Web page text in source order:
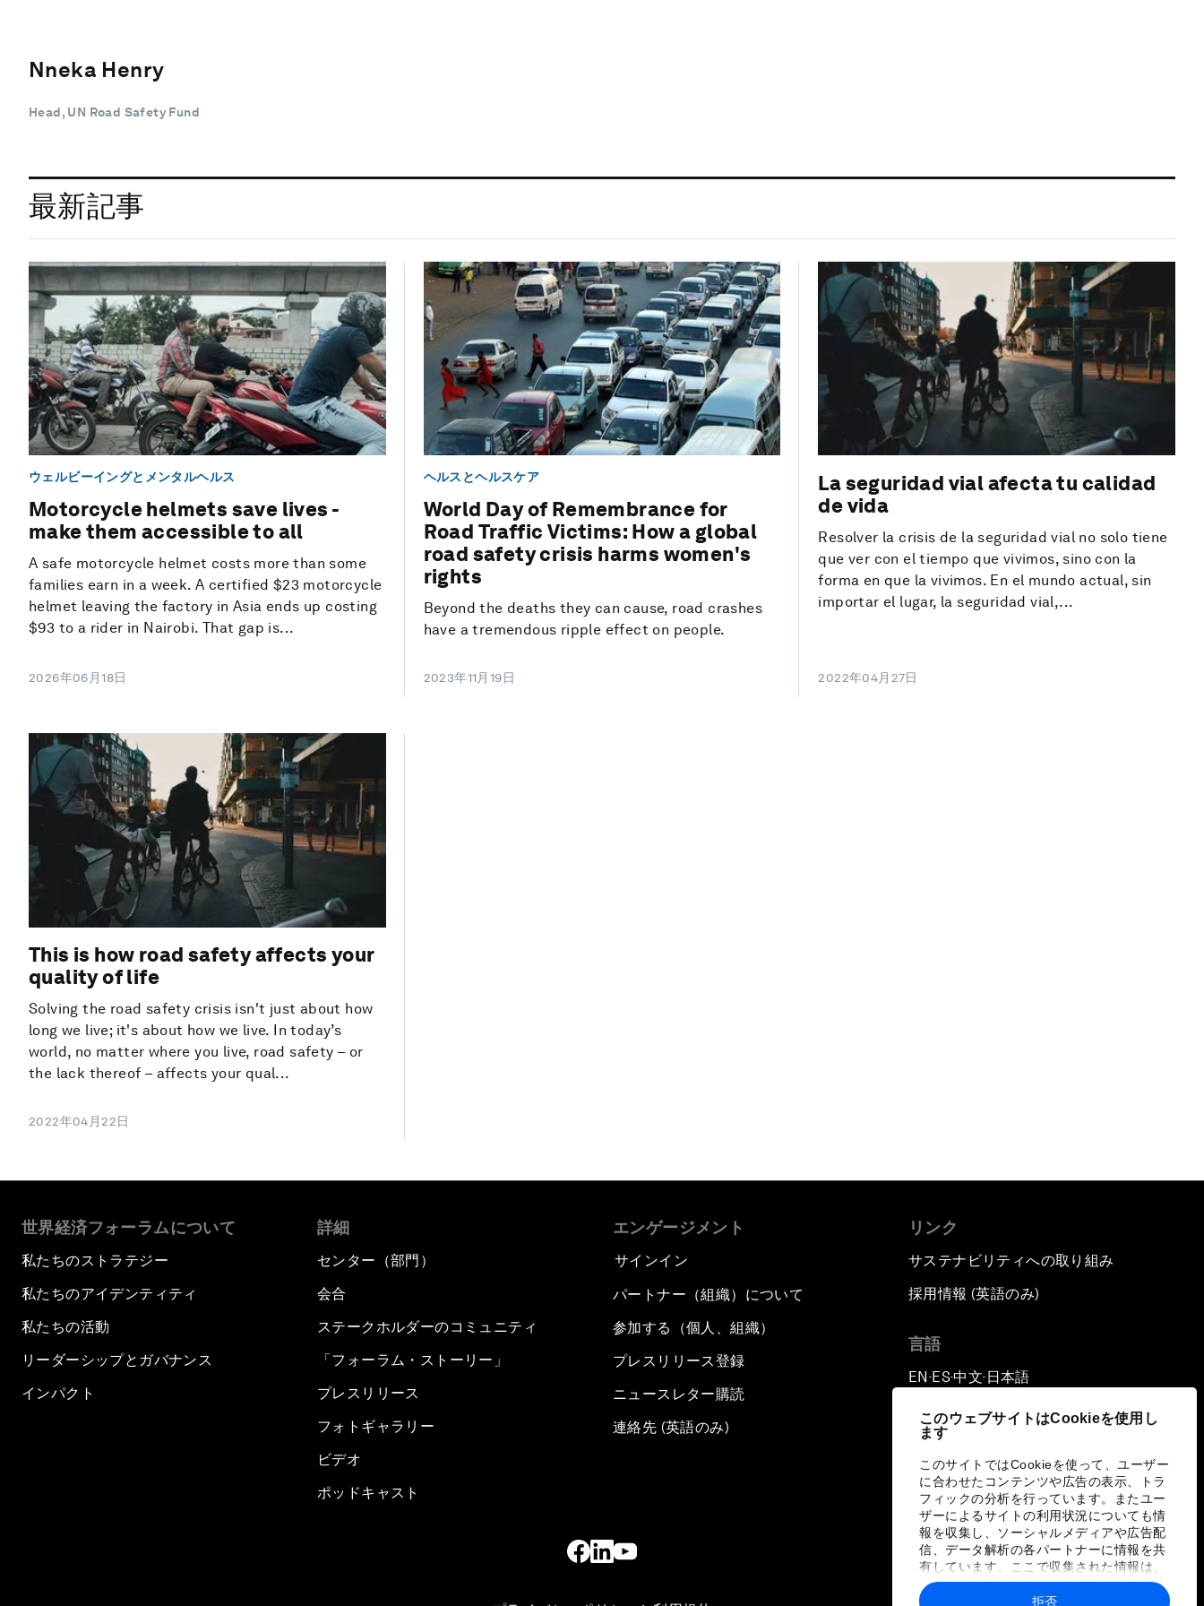
このウェブサイトはCookieを使用し
ます
このサイトではCookieを使って、ユーザー
に合わせたコンテンツや広告の表示、トラ
フィックの分析を行っています。またユー
ザーによるサイトの利用状況についても情
報を収集し、ソーシャルメディアや広告配
信、データ解析の各パートナーに情報を共
有しています。ここで収集された情報は、
ユーザーが各パートナーに提供した他の情
報や各パートナーのサービスを使用した際
拒否
Nneka Henry
Head, UN Road Safety Fund
最新記事
ウェルビーイングとメンタルヘルス
Motorcycle helmets save lives -
make them accessible to all
A safe motorcycle helmet costs more than some
families earn in a week. A certified $23 motorcycle
helmet leaving the factory in Asia ends up costing
$93 to a rider in Nairobi. That gap is...
2026年06月18日
ヘルスとヘルスケア
World Day of Remembrance for
Road Traffic Victims: How a global
road safety crisis harms women's
rights
Beyond the deaths they can cause, road crashes
have a tremendous ripple effect on people.
2023年11月19日
La seguridad vial afecta tu calidad
de vida
Resolver la crisis de la seguridad vial no solo tiene
que ver con el tiempo que vivimos, sino con la
forma en que la vivimos. En el mundo actual, sin
importar el lugar, la seguridad vial,...
2022年04月27日
This is how road safety affects your
quality of life
Solving the road safety crisis isn't just about how
long we live; it's about how we live. In today’s
world, no matter where you live, road safety – or
the lack thereof – affects your qual...
2022年04月22日
世界経済フォーラムについて
私たちのストラテジー
私たちのアイデンティティ
私たちの活動
リーダーシップとガバナンス
インパクト
詳細
センター（部門）
会合
ステークホルダーのコミュニティ
「フォーラム・ストーリー」
プレスリリース
フォトギャラリー
ビデオ
ポッドキャスト
エンゲージメント
サインイン
パートナー（組織）について
参加する（個人、組織）
プレスリリース登録
ニュースレター購読
連絡先 (英語のみ)
リンク
サステナビリティへの取り組み
採用情報 (英語のみ)
言語
EN ▪ES▪中文▪ 日本語